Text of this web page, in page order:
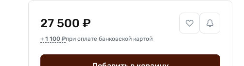
27 500 ₽
+ 1 100 ₽при оплате банковской картой